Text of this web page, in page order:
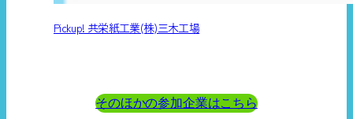
Pickup! 共栄紙工業(株)三木工場
そのほかの参加企業はこちら